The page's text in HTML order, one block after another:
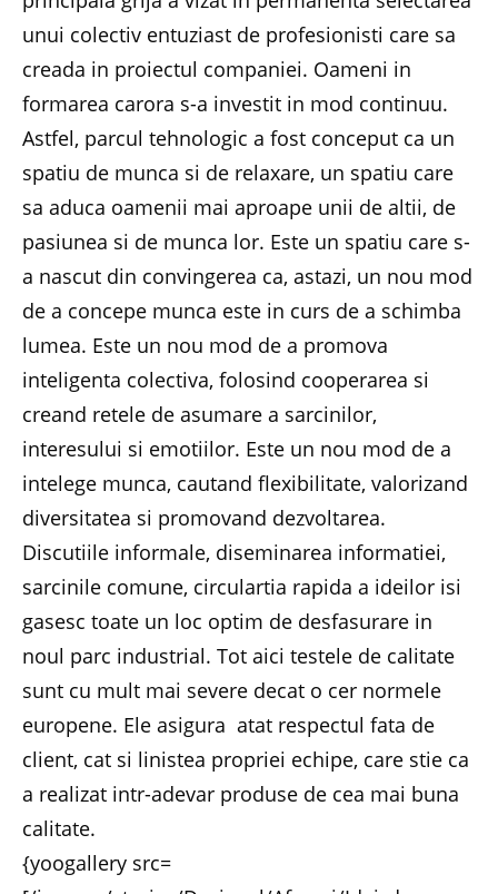
unui colectiv entuziast de profesionisti care sa
creada in proiectul companiei. Oameni in
formarea carora s-a investit in mod continuu.
Astfel, parcul tehnologic a fost conceput ca un
spatiu de munca si de relaxare, un spatiu care
sa aduca oamenii mai aproape unii de altii, de
pasiunea si de munca lor. Este un spatiu care s-
a nascut din convingerea ca, astazi, un nou mod
de a concepe munca este in curs de a schimba
lumea. Este un nou mod de a promova
inteligenta colectiva, folosind cooperarea si
creand retele de asumare a sarcinilor,
interesului si emotiilor. Este un nou mod de a
intelege munca, cautand flexibilitate, valorizand
diversitatea si promovand dezvoltarea.
Discutiile informale, diseminarea informatiei,
sarcinile comune, circulartia rapida a ideilor isi
gasesc toate un loc optim de desfasurare in
noul parc industrial. Tot aici testele de calitate
sunt cu mult mai severe decat o cer normele
europene. Ele asigura atat respectul fata de
client, cat si linistea propriei echipe, care stie ca
a realizat intr-adevar produse de cea mai buna
calitate.
{yoogallery src=